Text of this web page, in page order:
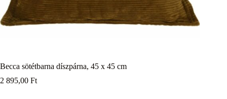
Becca sötétbarna díszpárna, 45 x 45 cm
2 895,00 Ft